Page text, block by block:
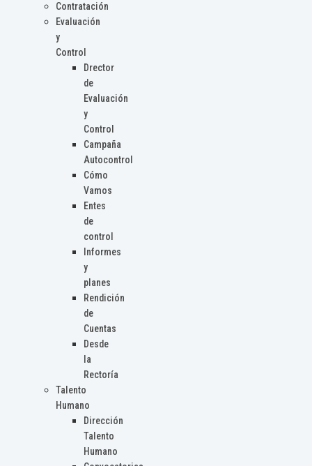
Contratación
Evaluación
y
Control
Drector
de
Evaluación
y
Control
Campaña
Autocontrol
Cómo
Vamos
Entes
de
control
Informes
y
planes
Rendición
de
Cuentas
Desde
la
Rectoría
Talento
Humano
Dirección
Talento
Humano